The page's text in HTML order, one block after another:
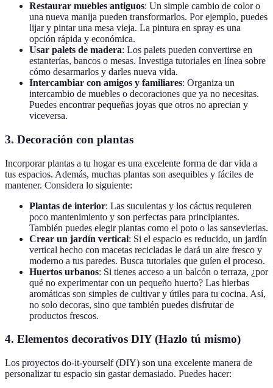
Restaurar muebles antiguos: Un simple cambio de color o
una nueva manija pueden transformarlos. Por ejemplo, puedes
lijar y pintar una mesa vieja. La pintura en spray es una
opción rápida y económica.
Usar palets de madera: Los palets pueden convertirse en
estanterías, bancos o mesas. Investiga tutoriales en línea sobre
cómo desarmarlos y darles nueva vida.
Intercambiar con amigos y familiares: Organiza un
intercambio de muebles o decoraciones que ya no necesitas.
Puedes encontrar pequeñas joyas que otros no aprecian y
viceversa.
3. Decoración con plantas
Incorporar plantas a tu hogar es una excelente forma de dar vida a
tus espacios. Además, muchas plantas son asequibles y fáciles de
mantener. Considera lo siguiente:
Plantas de interior: Las suculentas y los cáctus requieren
poco mantenimiento y son perfectas para principiantes.
También puedes elegir plantas como el poto o las sansevierias.
Crear un jardín vertical: Si el espacio es reducido, un jardín
vertical hecho con macetas recicladas le dará un aire fresco y
moderno a tus paredes. Busca tutoriales que guíen el proceso.
Huertos urbanos: Si tienes acceso a un balcón o terraza, ¿por
qué no experimentar con un pequeño huerto? Las hierbas
aromáticas son simples de cultivar y útiles para tu cocina. Así,
no solo decoras, sino que también puedes disfrutar de
productos frescos.
4. Elementos decorativos DIY (Hazlo tú mismo)
Los proyectos do-it-yourself (DIY) son una excelente manera de
personalizar tu espacio sin gastar demasiado. Puedes hacer: